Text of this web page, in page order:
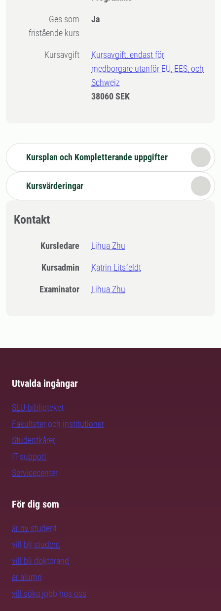
Ges som
fristående kurs
Ja
Kursavgift
Kursavgift, endast för
medborgare utanför EU, EES, och
Schweiz
38060 SEK
Kursplan och Kompletterande uppgifter
Kursvärderingar
Kontakt
Kursledare Lihua Zhu
Kursadmin Katrin Litsfeldt
Examinator Lihua Zhu
Utvalda ingångar
SLU-biblioteket
Fakulteter och institutioner
Studentkårer
IT-support
Servicecenter
För dig som
är ny student
vill bli student
vill bli doktorand
är alumn
vill söka jobb hos oss